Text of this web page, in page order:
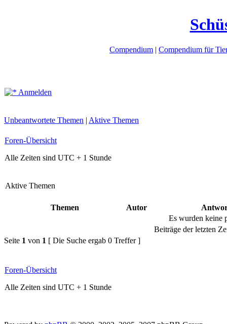
Compendium | Compendium für
Anmelden
Unbeantwortete Themen | Aktive Themen
Foren-Übersicht
Alle Zeiten sind UTC + 1 Stunde
Aktive Themen
Themen Autor
Es wurden keine
Beiträge der letzten
Seite 1 von 1 [ Die Suche ergab 0 Treffer ]
Foren-Übersicht
Alle Zeiten sind UTC + 1 Stunde